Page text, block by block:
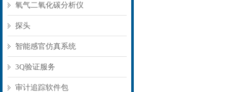
氧气二氧化碳分析仪
探头
智能感官仿真系统
3Q验证服务
审计追踪软件包